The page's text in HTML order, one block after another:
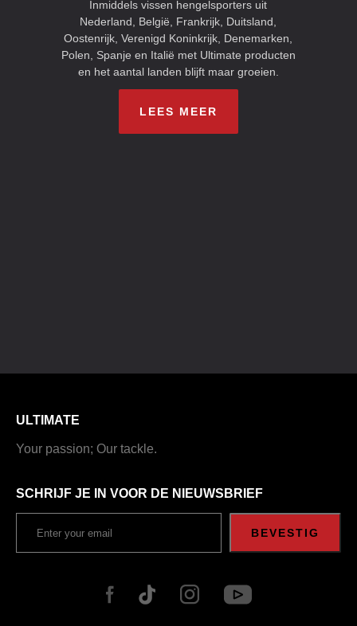
Inmiddels vissen hengelsporters uit
Nederland, België, Frankrijk, Duitsland,
Oostenrijk, Verenigd Koninkrijk, Denemarken,
Polen, Spanje en Italië met Ultimate producten
en het aantal landen blijft maar groeien.
LEES MEER
ULTIMATE
Your passion; Our tackle.
SCHRIJF JE IN VOOR DE NIEUWSBRIEF
BEVESTIG